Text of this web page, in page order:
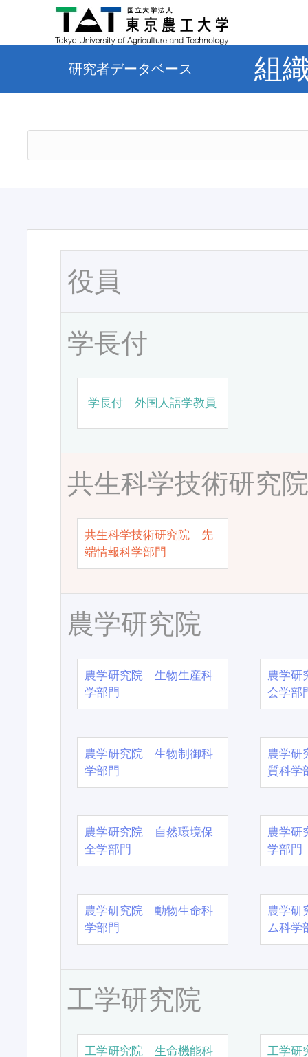
研究者データベース 組
役員
学長付
学長付 外国人語学教員
共生科学技術研究
共生科学技術研究院 先
端情報科学部門
農学研究院
農学研究院 生物生産科
学部門
農学
会学部
農学研究院 生物制御科
学部門
農学
質科学
農学研究院 自然環境保
全学部門
農学
学部門
農学研究院 動物生命科
学部門
農学
ム科学
工学研究院
工学研究院 生命機能科
工学研